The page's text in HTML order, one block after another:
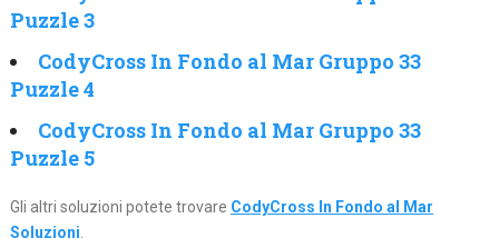
Puzzle 3
CodyCross In Fondo al Mar Gruppo 33
Puzzle 4
CodyCross In Fondo al Mar Gruppo 33
Puzzle 5
Gli altri soluzioni potete trovare CodyCross In Fondo al Mar
Soluzioni.